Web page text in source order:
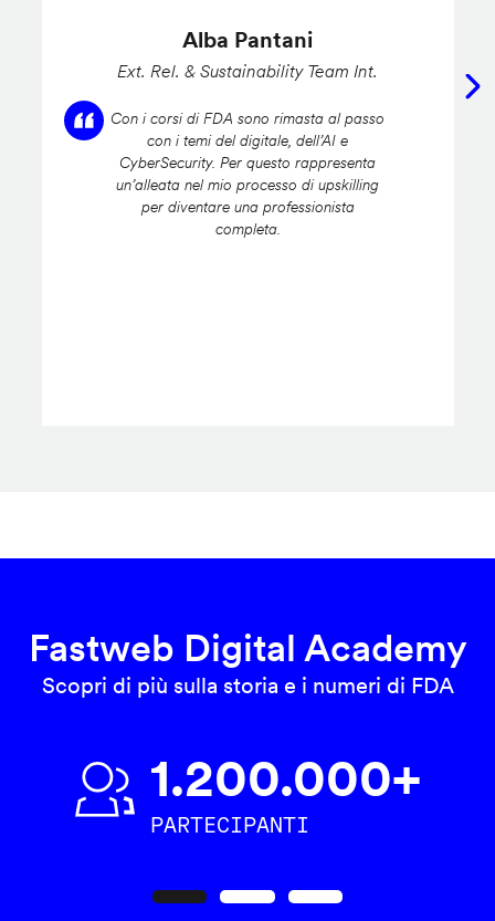
Alba Pantani
Ext. Rel. & Sustainability Team Int.
Con i corsi di FDA sono rimasta al passo
con i temi del digitale, dell’AI e
CyberSecurity. Per questo rappresenta
un’alleata nel mio processo di upskilling
per diventare una professionista
completa.
Fastweb Digital Academy
Scopri di più sulla storia e i numeri di FDA
1.200.000+
PARTECIPANTI